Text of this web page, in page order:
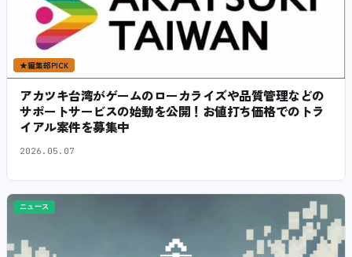
★編集部PICK
アカツキ台湾がゲームのローカライズや品質管理などの
サポートサービスの始動を公開！お値打ち価格でのトラ
イアル案件を募集中
2026.05.07
ニュース